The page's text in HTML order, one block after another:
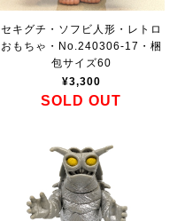
セキグチ・ソフビ人形・レトロ
おもちゃ・No.240306-17・梱
包サイズ60
¥3,300
SOLD OUT